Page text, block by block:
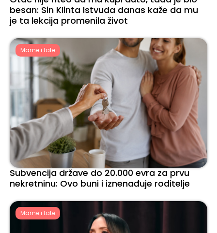
besan: Sin Klinta Istvuda danas kaže da mu
je ta lekcija promenila život
Mame i tate
Subvencija države do 20.000 evra za prvu
nekretninu: Ovo buni i iznenađuje roditelje
Mame i tate